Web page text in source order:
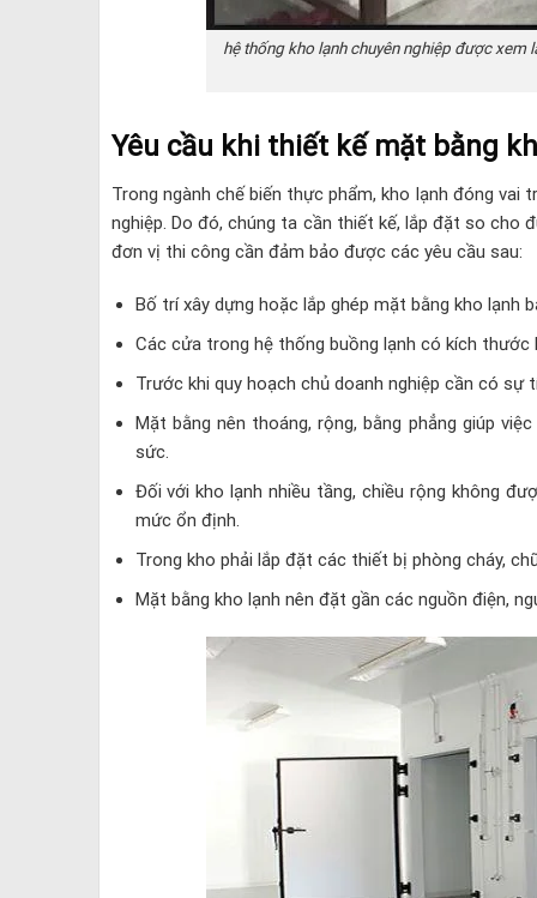
hệ thống kho lạnh chuyên nghiệp được xem
Yêu cầu khi thiết kế mặt bằng
Trong ngành chế biến thực phẩm, kho lạnh đóng
nghiệp. Do đó, chúng ta cần thiết kế, lắp đặt so cho
đơn vị thi công cần đảm bảo được các yêu cầu sau:
Bố trí xây dựng hoặc lắp ghép mặt bằng kho lạnh
Các cửa trong hệ thống buồng lạnh có kích thước
Trước khi quy hoạch chủ doanh nghiệp cần có
Mặt bằng nên thoáng, rộng, bằng phẳng giúp
sức.
Đối với kho lạnh nhiều tầng, chiều rộng không
mức ổn định.
Trong kho phải lắp đặt các thiết bị phòng cháy,
Mặt bằng kho lạnh nên đặt gần các nguồn điện,